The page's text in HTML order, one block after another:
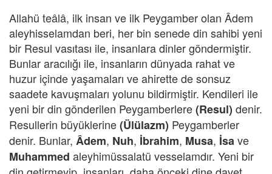
Allahü teâlâ, ilk insan ve ilk Peygamber olan Âdem
aleyhisselamdan beri, her bin senede din sahibi yeni
bir Resul vasıtası ile, insanlara dinler göndermiştir.
Bunlar aracılığı ile, insanların dünyada rahat ve
huzur içinde yaşamaları ve ahirette de sonsuz
saadete kavuşmaları yolunu bildirmiştir. Kendileri ile
yeni bir din gönderilen Peygamberlere(Resul) denir.
Resullerin büyüklerine(Ülülazm) Peygamberler
denir. Bunlar, Âdem, Nuh, İbrahim, Musa, İsave
Muhammed aleyhimüssalatü vesselamdır. Yeni bir